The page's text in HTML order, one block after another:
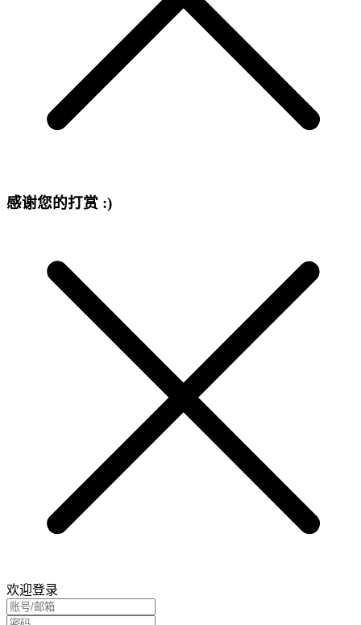
感谢您的打赏 :)
欢迎登录